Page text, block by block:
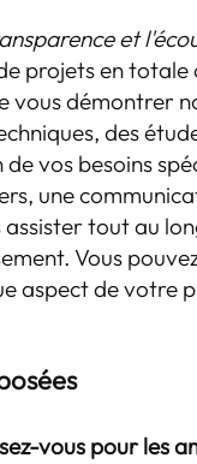
et
projets en totale
vous démontrer
des
vos besoins
une
tout au
Vous
aspect de votre
vous pour les